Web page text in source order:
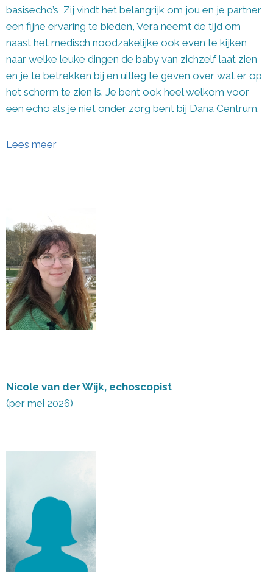
basisecho’s, Zij vindt het belangrijk om jou en je partner
een fijne ervaring te bieden, Vera neemt de tijd om
naast het medisch noodzakelijke ook even te kijken
naar welke leuke dingen de baby van zichzelf laat zien
en je te betrekken bij en uitleg te geven over wat er op
het scherm te zien is. Je bent ook heel welkom voor
een echo als je niet onder zorg bent bij Dana Centrum.
Lees meer
Nicole van der Wijk, echoscopist
(per mei 2026)